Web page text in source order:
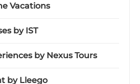
Vacations
by IST
by Nexus Tours
by Lleego